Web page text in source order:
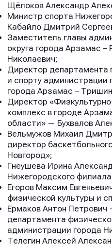
Щёлоков Александр
Министр спорта
Кабайло Дмитрий
Заместитель главы
округа города Арзамас –
Николаевич;
Директор департамента
и спорту администрации
города Арзамас –
Директор
комплекс в городе
области» — Бухвалов
Вельмужов Михаил
директор
Новгород»;
Гнеушева Ирина
Нижегородского
Егоров Максим
физической культуры и
Ермаков Антон Петрович
департамента
администрации города
Телегин Алексей